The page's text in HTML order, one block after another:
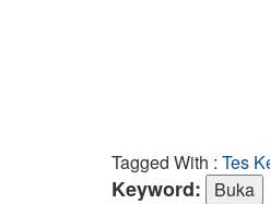
Tagged With : Tes
Keyword: